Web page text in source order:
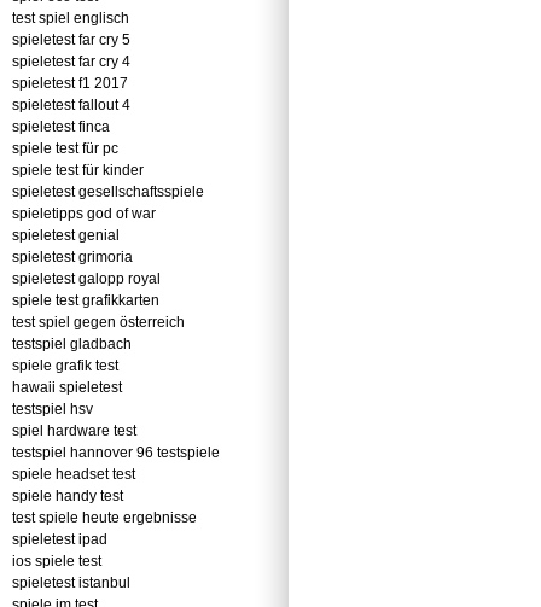
test spiel englisch
spieletest far cry 5
spieletest far cry 4
spieletest f1 2017
spieletest fallout 4
spieletest finca
spiele test für pc
spiele test für kinder
spieletest gesellschaftsspiele
spieletipps god of war
spieletest genial
spieletest grimoria
spieletest galopp royal
spiele test grafikkarten
test spiel gegen österreich
testspiel gladbach
spiele grafik test
hawaii spieletest
testspiel hsv
spiel hardware test
testspiel hannover 96 testspiele
spiele headset test
spiele handy test
test spiele heute ergebnisse
spieletest ipad
ios spiele test
spieletest istanbul